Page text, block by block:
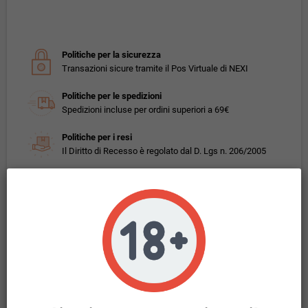
Politiche per la sicurezza
Transazioni sicure tramite il Pos Virtuale di NEXI
Politiche per le spedizioni
Spedizioni incluse per ordini superiori a 69€
Politiche per i resi
Il Diritto di Recesso è regolato dal D. Lgs n. 206/2005
Seven Wonders Spy Reserve Mix&Vape 30 ml
Gusto: mix di tabacchi pregiati .
Liquido Mix&Vape da 30ml. A cui si possono aggiungere fino a tre basette di